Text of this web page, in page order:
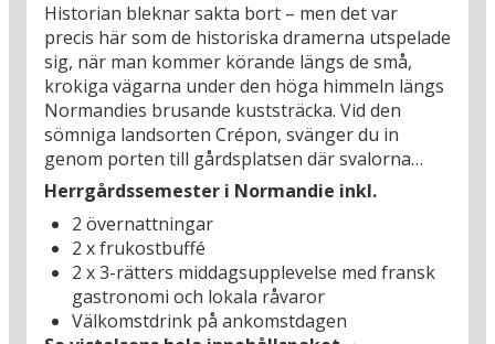
Historian bleknar sakta bort – men det var
precis här som de historiska dramerna utspelade
sig, när man kommer körande längs de små,
krokiga vägarna under den höga himmeln längs
Normandies brusande kuststräcka. Vid den
sömniga landsorten Crépon, svänger du in
genom porten till gårdsplatsen där svalorna
flyger mellan de fyra längorna med stenhus från
1600-talet. Här råder fred och idyll, precis som
det har gjort genom århundraden på
herrgården Ferme de la Rançonnière, i dag
inredd för semestergäster som önskar lyx och
äkta fransk atmosfär – och på kort avstånd från
sevärdheter i världsklass som Bayeux (13 km),
Herrgårdssemester i Normandie inkl.
2 övernattningar
2 x frukostbuffé
2 x 3-rätters middagsupplevelse med fransk
gastronomi och lokala råvaror
Välkomstdrink på ankomstdagen